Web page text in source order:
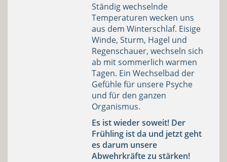
Ständig wechselnde
Temperaturen wecken uns
aus dem Winterschlaf. Eisige
Winde, Sturm, Hagel und
Regenschauer, wechseln sich
ab mit sommerlich warmen
Tagen. Ein Wechselbad der
Gefühle für unsere Psyche
und für den ganzen
Organismus.
Es ist wieder soweit! Der
Frühling ist da und jetzt geht
es darum unsere
Abwehrkräfte zu stärken!